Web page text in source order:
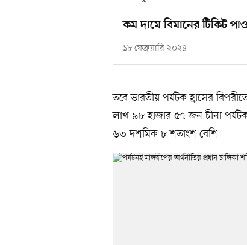
কম দামে বিমানের টিকিট
১৮ ফেব্রুয়ারি ২০২৪
তবে ভারতীয় পর্যটক হ্রাসের
লাখ ৯৮ হাজার ৫৭ জন চীনা
৬৩ দশমিক ৮ শতাংশ বেশি।